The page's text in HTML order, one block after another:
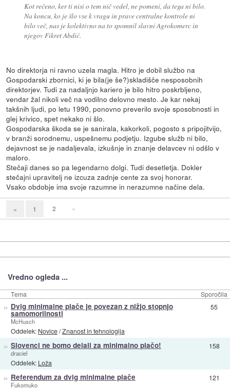
Kot rečeno, ker ti nisi o tem nič vedel, ne pomeni, da tega ni bilo.
Na koncu, ko je šlo vse k vragu in prave centralne kontrole ni
bilo več, nas je kolektivno na to spomnil slavni Agrokomerc in
njegov Fikret Abdić.
No direktorja ni ravno uzela magla. Hitro je dobil službo na
Gospodarski zbornici, ki je bila(je še?)skladišče nesposobnih
direktorjev. Tudi za nadaljnjo kariero je bilo hitro poskrbljeno,
vendar žal nikoli več na vodilno delovno mesto. Je kar nekaj
takšnih ljudi, po letu 1990, ponovno preverilo svoje sposobnosti in
glej krivico, spet nekako ni šlo.
Gospodarska škoda se je sanirala, kakorkoli, pogosto s pripojitvijo,
v branži sorodnemu, uspešnemu podjetju. Izgube služb ni bilo,
dejavnost se je nadaljevala, izkušnje in znanje delavcev ni odšlo v
maloro.
Stečaji danes so pa legendarno dolgi. Tudi desetletja. Dokler
stečajni upravitelj ne izcuza zadnje cente za svoj honorar.
Vsako obdobje ima svoje razumne in nerazumne načine dela.
« 1 2 »
Vredno ogleda ...
Tema Sporočila
» Dvig minimalne plače je povezan z nižjo stopnjo
samomorilnosti
McHusch
Oddelek: Novice/Znanost in tehnologija
55
» Slovenci ne bomo delali za minimalno plačo!
draciel
Oddelek: Loža
158
» Referendum za dvig minimalne plače
Fukomuko
121